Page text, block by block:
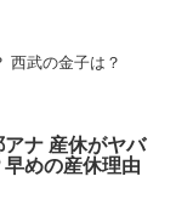
西武の金子は？
ナ 産休がヤバ
めの産休理由